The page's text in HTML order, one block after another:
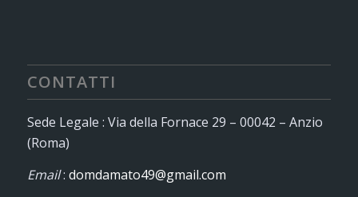
CONTATTI
Sede Legale : Via della Fornace 29 – 00042 – Anzio
(Roma)
Email: domdamato49@gmail.com